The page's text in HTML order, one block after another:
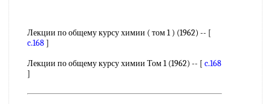
Лекции по общему курсу химии ( том 1 ) (1962) -- [
c.168]
Лекции по общему курсу химии Том 1 (1962) -- [ c.168
]